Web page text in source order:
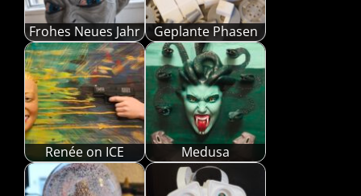
Frohes Neues Jahr Geplante Phasen
Renée on ICE Medusa